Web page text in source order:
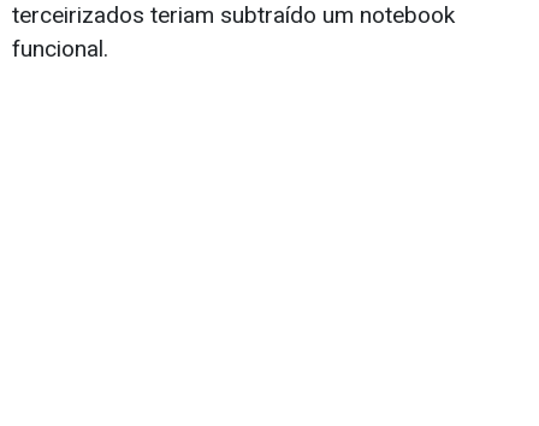
terceirizados teriam subtraído um notebook
funcional.